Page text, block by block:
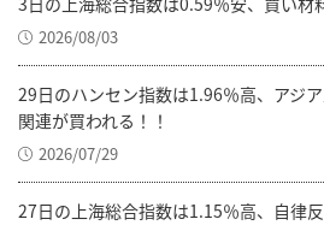
2026/08/03
29日のハンセン指数は1.96％高、アジ
関連が買われる！！
2026/07/29
27日の上海総合指数は1.15％高、自律